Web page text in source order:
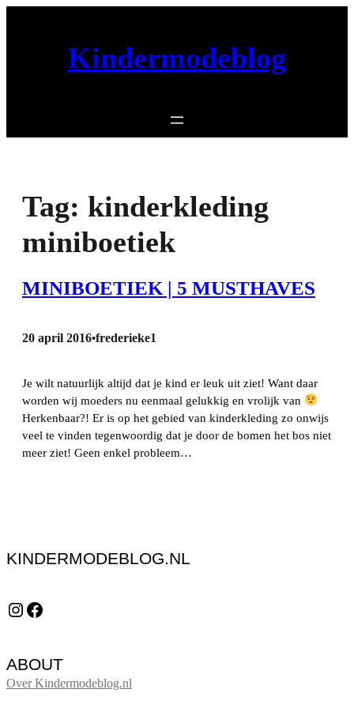
Kindermodeblog
Tag: kinderkleding
miniboetiek
MINIBOETIEK | 5 MUSTHAVES
20 april 2016•frederieke1
Je wilt natuurlijk altijd dat je kind er leuk uit ziet! Want daar
worden wij moeders nu eenmaal gelukkig en vrolijk van
Herkenbaar?! Er is op het gebied van kinderkleding zo onwijs
veel te vinden tegenwoordig dat je door de bomen het bos niet
meer ziet! Geen enkel probleem…
KINDERMODEBLOG.NL
Instagram Facebook
ABOUT
Over Kindermodeblog.nl